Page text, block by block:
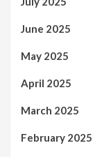
June 2025
May 2025
April 2025
March 2025
February 2025